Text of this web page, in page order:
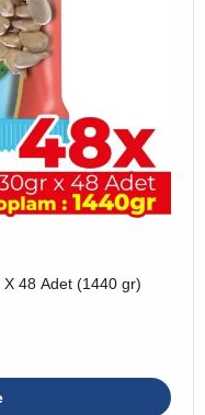
48 Adet (1440 gr)